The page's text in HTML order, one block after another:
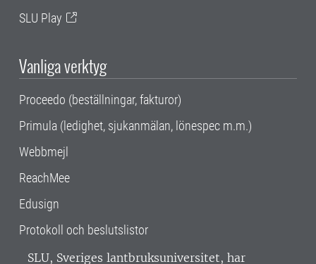
SLU Play
Vanliga verktyg
Proceedo (beställningar, fakturor)
Primula (ledighet, sjukanmälan, lönespec m.m.)
Webbmejl
ReachMee
Edusign
Protokoll och beslutslistor
SLU, Sveriges lantbruksuniversitet, har